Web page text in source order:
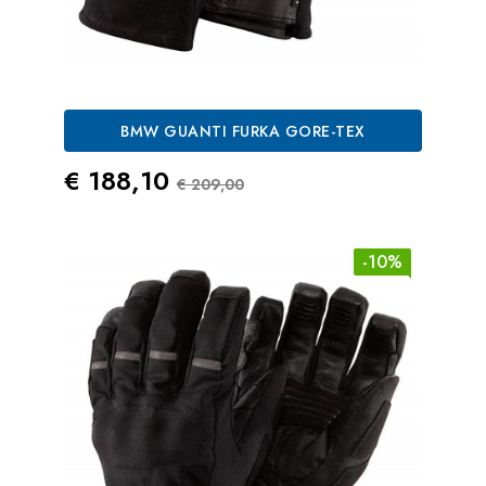
BMW GUANTI FURKA GORE-TEX
Prezzo
€ 188,10 Prezzo Standard
€ 209,00
-10%